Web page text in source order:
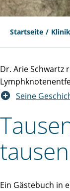
Startseite Klinik
Dr. Arie Schwartz
Seine
Ein Gästebuch in